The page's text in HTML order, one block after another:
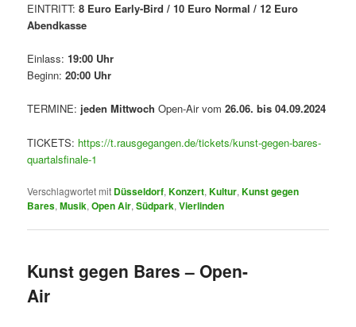
EINTRITT:8 Euro Early-Bird / 10 Euro Normal / 12 Euro
Abendkasse
Einlass:19:00 Uhr
Beginn:20:00 Uhr
TERMINE: jeden Mittwoch Open-Air vom26.06. bis 04.09.2024
TICKETS: https://t.rausgegangen.de/tickets/kunst-gegen-bares-
quartalsfinale-1
Verschlagwortet mit Düsseldorf,Konzert,Kultur,Kunst gegen
Bares,Musik,Open Air,Südpark,Vierlinden
Kunst gegen Bares – Open-
Air